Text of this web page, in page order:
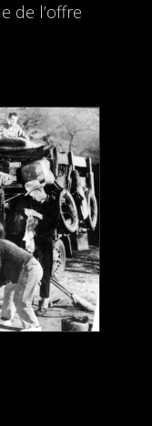
de l’offre